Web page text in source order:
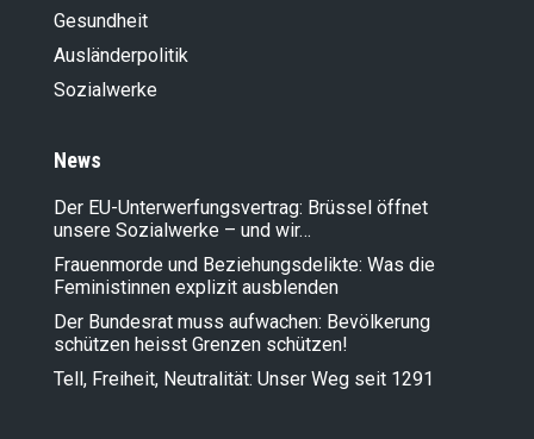
Gesundheit
Ausländer­politik
Sozialwerke
News
Der EU-Unterwerfungsvertrag: Brüssel öffnet
unsere Sozialwerke – und wir…
Frauenmorde und Beziehungsdelikte: Was die
Feministinnen explizit ausblenden
Der Bundesrat muss aufwachen: Bevölkerung
schützen heisst Grenzen schützen!
Tell, Freiheit, Neutralität: Unser Weg seit 1291